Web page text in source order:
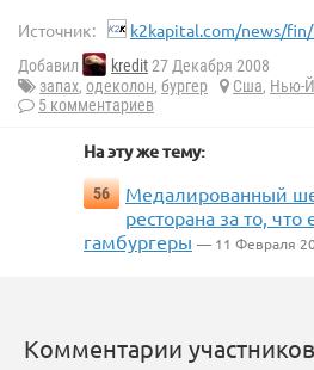
Источник: k2kapital.com/news/fin/
Добавил kredit27 Декабря 2008
запах, одеколон, бургер Сша, Нью-
5 комментариев
На эту же тему:
56
Медалированный
ресторана за то,
гамбургеры — 11 Февраля
Комментарии